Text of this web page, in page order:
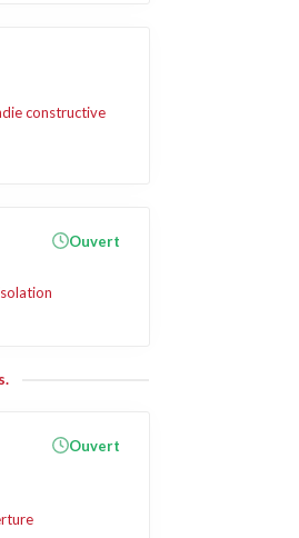
constructive
Ouvert
Ouvert